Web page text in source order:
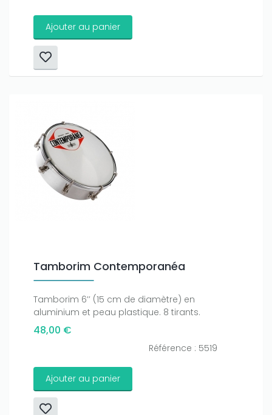
Ajouter au panier
Tamborim Contemporanéa
Tamborim 6’’ (15 cm de diamètre) en
aluminium et peau plastique. 8 tirants.
48,00 €
Référence : 5519
Ajouter au panier